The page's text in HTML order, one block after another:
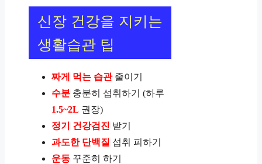
신장 건강을 지키는
생활습관 팁
짜게 먹는 습관줄이기
수분 충분히 섭취하기 (하루
1.5~2L 권장)
정기 건강검진 받기
과도한 단백질 섭취 피하기
운동 꾸준히 하기